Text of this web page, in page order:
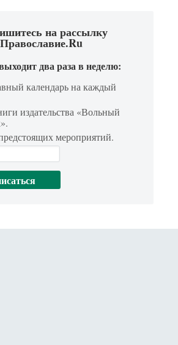
на рассылку
Православие.Ru
два раза в неделю:
календарь на каждый
издательства «Вольный
мероприятий.